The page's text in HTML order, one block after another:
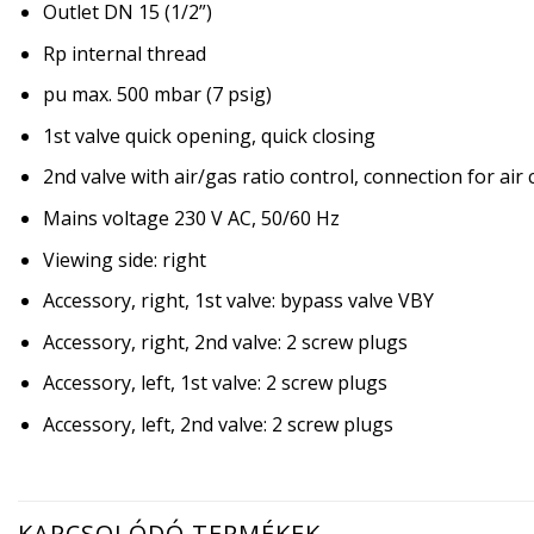
Outlet DN 15 (1/2”)
Rp internal thread
pu max. 500 mbar (7 psig)
1st valve quick opening, quick closing
2nd valve with air/gas ratio control, connection for
Mains voltage 230 V AC, 50/60 Hz
Viewing side: right
Accessory, right, 1st valve: bypass valve VBY
Accessory, right, 2nd valve: 2 screw plugs
Accessory, left, 1st valve: 2 screw plugs
Accessory, left, 2nd valve: 2 screw plugs